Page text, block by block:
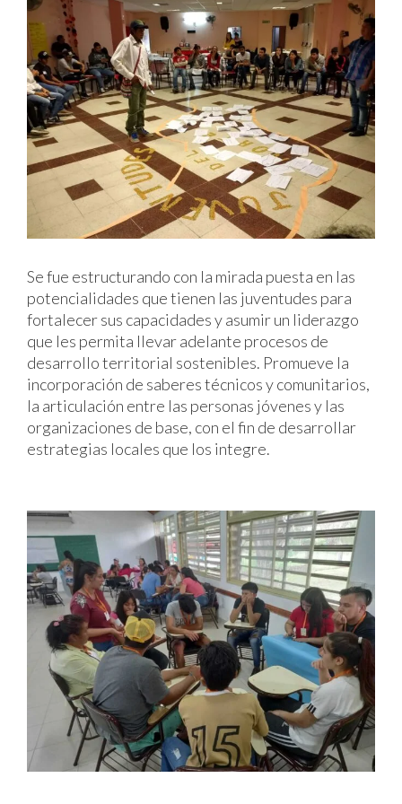
Se fue estructurando con la mirada puesta en las
potencialidades que tienen las juventudes para
fortalecer sus capacidades y asumir un liderazgo
que les permita llevar adelante procesos de
desarrollo territorial sostenibles. Promueve la
incorporación de saberes técnicos y comunitarios,
la articulación entre las personas jóvenes y las
organizaciones de base, con el fin de desarrollar
estrategias locales que los integre.